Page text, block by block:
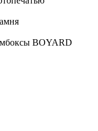
BOYARD